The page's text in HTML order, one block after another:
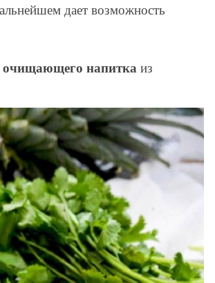
дает возможность
очищающего напитка из